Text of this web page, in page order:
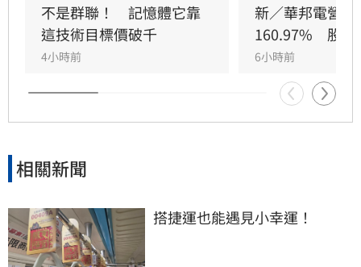
擎，公司並大幅調升2026年資本支出至395億
元，全力衝刺高雄廠擴產與先進製程。法人分析
指出，隨AI需求爆發，2027年記憶體供需缺口將
擴大，華邦電中長線營運看俏，兩家本土券商分
別給予200元及275元目標價，市場對其獲利爆發
力寄予厚望。提醒投資人，投資股票具備風險，
不是群聯！　記憶體它靠
這技術目標價破千
4小時前
新／華邦電營收
160.97%　股價
6小時前
相關新聞
搭捷運也能遇見小幸運！